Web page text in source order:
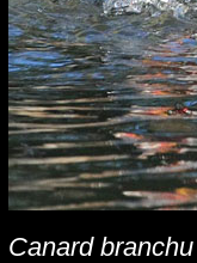
Canard